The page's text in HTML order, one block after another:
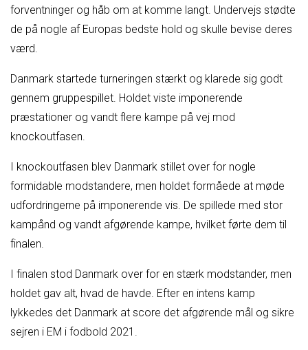
forventninger og håb om at komme langt. Undervejs stødte
de på nogle af Europas bedste hold og skulle bevise deres
værd.
Danmark startede turneringen stærkt og klarede sig godt
gennem gruppespillet. Holdet viste imponerende
præstationer og vandt flere kampe på vej mod
knockoutfasen.
I knockoutfasen blev Danmark stillet over for nogle
formidable modstandere, men holdet formåede at møde
udfordringerne på imponerende vis. De spillede med stor
kampånd og vandt afgørende kampe, hvilket førte dem til
finalen.
I finalen stod Danmark over for en stærk modstander, men
holdet gav alt, hvad de havde. Efter en intens kamp
lykkedes det Danmark at score det afgørende mål og sikre
sejren i EM i fodbold 2021.